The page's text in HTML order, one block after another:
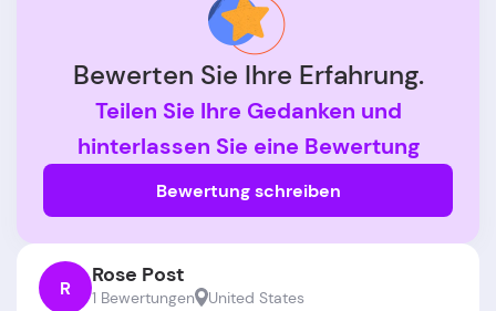
Bewerten Sie Ihre Erfahrung.
Teilen Sie Ihre Gedanken und
hinterlassen Sie eine Bewertung
Bewertung schreiben
R Rose Post
1 Bewertungen United States